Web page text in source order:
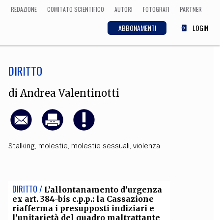
REDAZIONE COMITATO SCIENTIFICO AUTORI FOTOGRAFI PARTNER
ABBONAMENTI LOGIN
ECONOMIA
Matematica, Fisica,
Biologia, Cifrematica,
CULTURA
Musica,
DIRITTO
di Andrea Valentinotti
Stalking, molestie, molestie sessuali, violenza
DIRITTO / L’allontanamento d’urgenza
ex art. 384-bis c.p.p.: la Cassazione
riafferma i presupposti indiziari e
l’unitarietà del quadro maltrattante